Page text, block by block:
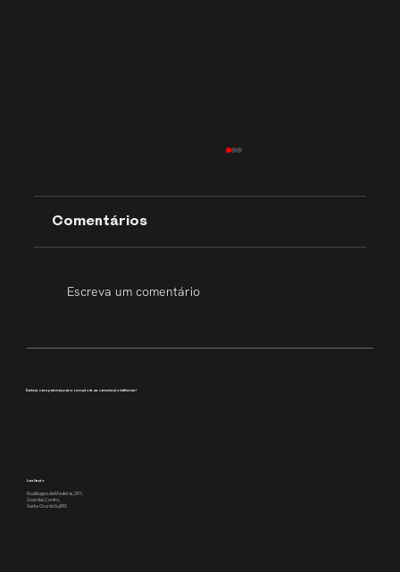
Comentários
Escreva um comentário
Conheça como podemos apoiar a execução da sua comunicação institucional
Localização
Rua Borges de Medeiros, 391,
2o andar, Centro,
Santa Cruz do Sul/RS